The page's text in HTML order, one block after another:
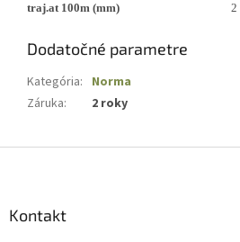
traj.at 100m (mm) 2
Dodatočné parametre
Kategória: Norma
Záruka: 2 roky
Kontakt